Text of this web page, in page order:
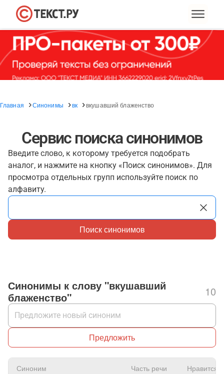
Главная Синонимы вк вкушавший блаженство
Сервис поиска синонимов
Введите слово, к которому требуется подобрать
аналог, и нажмите на кнопку «Поиск синонимов». Для
просмотра отдельных групп используйте поиск по
алфавиту.
Поиск синонимов
Синонимы к слову "вкушавший
блаженство"
10
Предложить
Синоним Часть речи Нравится